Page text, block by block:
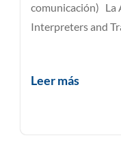
comunicación) La
Interpreters and
Leer más